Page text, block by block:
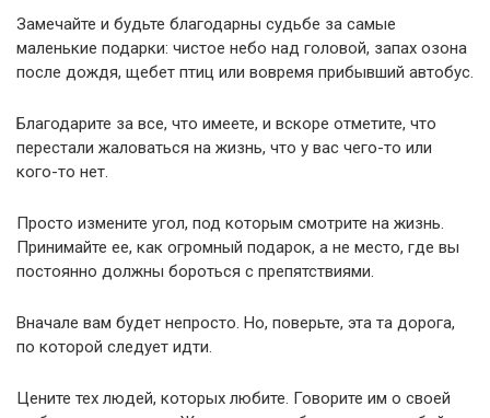
Замечайте и будьте благодарны судьбе за самые
маленькие подарки: чистое небо над головой, запах озона
после дождя, щебет птиц или вовремя прибывший автобус.
Благодарите за все, что имеете, и вскоре отметите, что
перестали жаловаться на жизнь, что у вас чего-то или
кого-то нет.
Просто измените угол, под которым смотрите на жизнь.
Принимайте ее, как огромный подарок, а не место, где вы
постоянно должны бороться с препятствиями.
Вначале вам будет непросто. Но, поверьте, эта та дорога,
по которой следует идти.
Цените тех людей, которых любите. Говорите им о своей